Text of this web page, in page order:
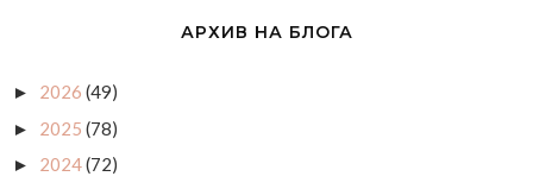
АРХИВ НА БЛОГА
► 2026 (49)
► 2025 (78)
► 2024(72)